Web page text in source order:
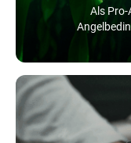
Als Pro-